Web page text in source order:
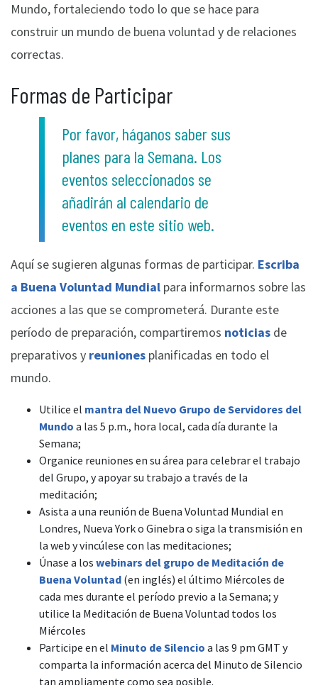
Mundo, fortaleciendo todo lo que se hace para
construir un mundo de buena voluntad y de relaciones
correctas.
Formas de Participar
Por favor, háganos saber sus
planes para la Semana. Los
eventos seleccionados se
añadirán al calendario de
eventos en este sitio web.
Aquí se sugieren algunas formas de participar. Escriba
a Buena Voluntad Mundial para informarnos sobre las
acciones a las que se comprometerá. Durante este
período de preparación, compartiremos noticias de
preparativos y reuniones planificadas en todo el
mundo.
Utilice el mantra del Nuevo Grupo de Servidores del
Mundo a las 5 p.m., hora local, cada día durante la
Semana;
Organice reuniones en su área para celebrar el trabajo
del Grupo, y apoyar su trabajo a través de la
meditación;
Asista a una reunión de Buena Voluntad Mundial en
Londres, Nueva York o Ginebra o siga la transmisión en
la web y vincúlese con las meditaciones;
Únase a los webinars del grupo de Meditación de
Buena Voluntad (en inglés) el último Miércoles de
cada mes durante el período previo a la Semana; y
utilice la Meditación de Buena Voluntad todos los
Miércoles
Participe en el Minuto de Silencio a las 9 pm GMT y
comparta la información acerca del Minuto de Silencio
tan ampliamente como sea posible.